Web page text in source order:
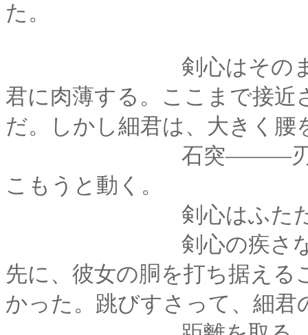
た。
剣心はそのまま柄の
君に肉薄する。ここまで接
だ。しかし細君は、大きく腰
石突―――刃先ではな
こもうと動く。
剣心はふたたび
剣心の疾さなら、そ
先に、彼女の胴を打ち据え
かった。跳びすさって、細君